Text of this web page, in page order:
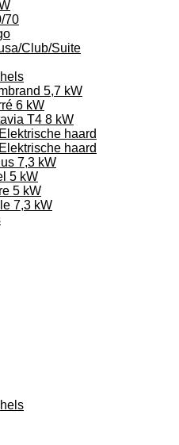
70
Club/Suite
5,7 kW
6 kW
T4 8 kW
haard
haard
7,3 kW
5 kW
5 kW
7,3 kW